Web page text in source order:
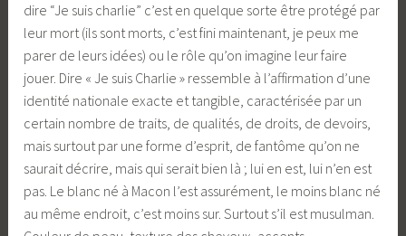
dire “Je suis charlie” c’est en quelque sorte être protégé par
leur mort (ils sont morts, c’est fini maintenant, je peux me
parer de leurs idées) ou le rôle qu’on imagine leur faire
jouer. Dire « Je suis Charlie » ressemble à l’affirmation d’une
identité nationale exacte et tangible, caractérisée par un
certain nombre de traits, de qualités, de droits, de devoirs,
mais surtout par une forme d’esprit, de fantôme qu’on ne
saurait décrire, mais qui serait bien là ; lui en est, lui n’en est
pas. Le blanc né à Macon l’est assurément, le moins blanc né
au même endroit, c’est moins sur. Surtout s’il est musulman.